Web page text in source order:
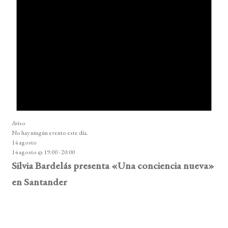
Aviso
No hay ningún evento este día.
14 agosto
14 agosto @ 19:00-20:00
Silvia Bardelás presenta «Una conciencia nueva»
en Santander